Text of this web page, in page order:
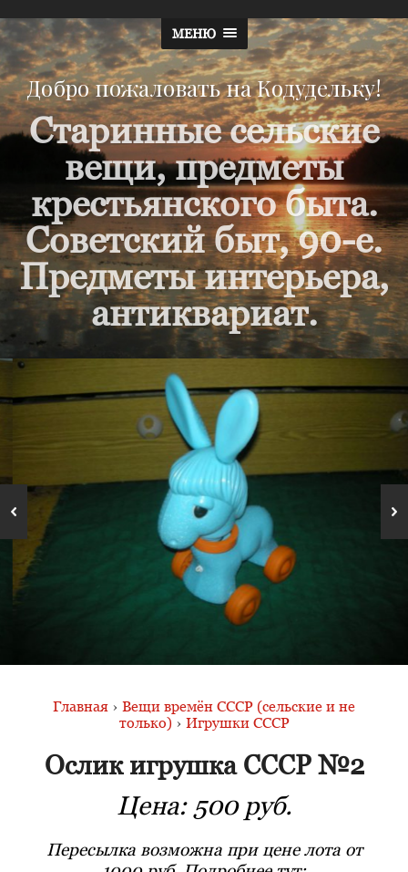
МЕНЮ
Добро пожаловать на Кодудельку!
Старинные сельские
вещи, предметы
крестьянского быта.
Советский быт, 90-е.
Предметы интерьера,
антиквариат.
Главная › Вещи времён СССР (сельские и не
только) › Игрушки СССР
Ослик игрушка СССР №2
Цена: 500 руб.
Пересылка возможна при цене лота от